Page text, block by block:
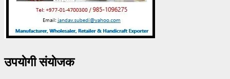
उपयाेगी संयाेजक